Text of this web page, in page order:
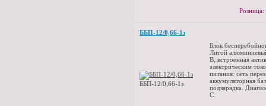
ББП-12/0,66-1з
ББП-12/0,66-1з
Блок
Литой
В, встроенная
электрическим
питания: сеть
аккумуляторная
подзарядка.
С.